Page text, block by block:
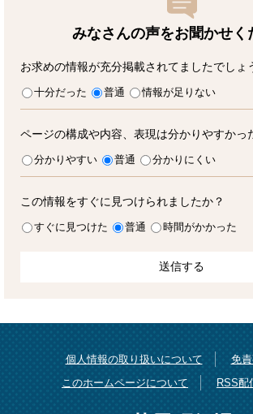
みなさんの声をお聞かせ く
お求めの情報が充分掲載されてましたでしょ
十分だった 普通 情報が足りない
ページの構成や内容、表現は分かりやすかっ
分かりやすい 普通 分かりにくい
この情報をすぐに見つけられましたか？
すぐに見つけた 普通 時間がかかった
個人情報の取り扱いについて
免
このホームページについて
RSS配